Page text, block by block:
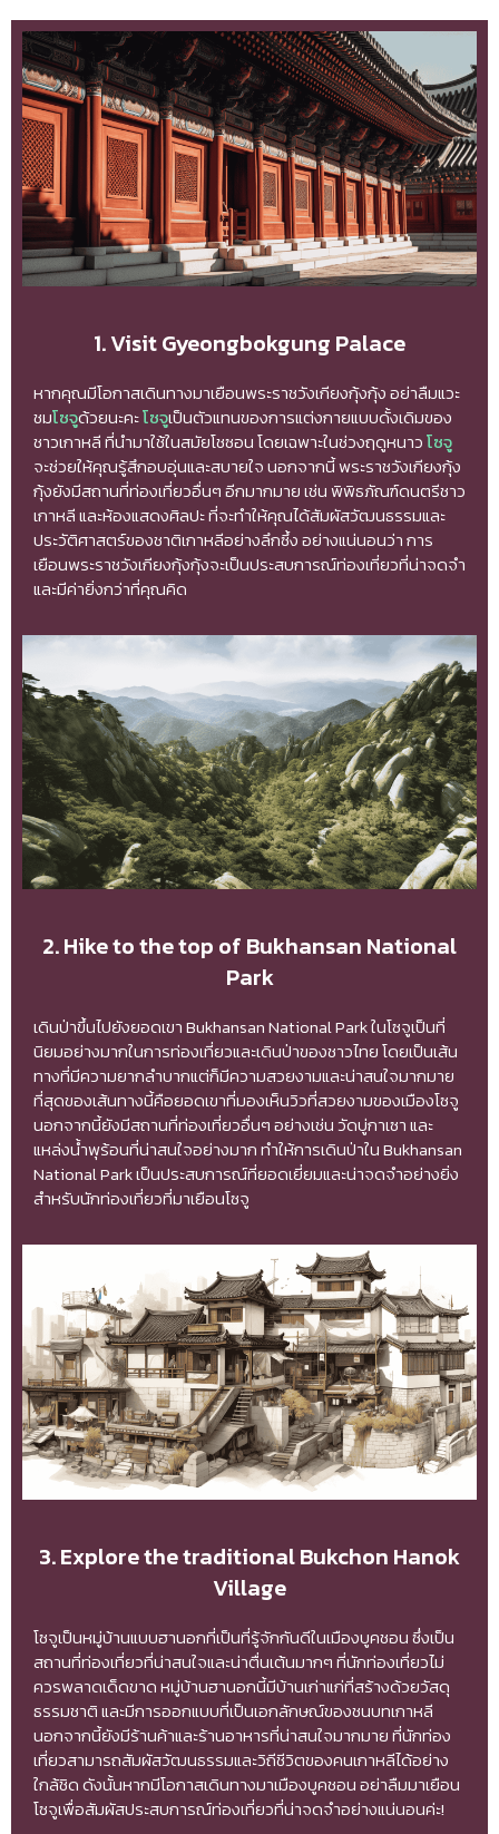
1. Visit Gyeongbokgung Palace
หากคุณมีโอกาสเดินทางมาเยือนพระราชวังเกียงกุ้งกุ้ง อย่าลืมแวะ
ชมโซจูด้วยนะคะโซจูเป็นตัวแทนของการแต่งกายแบบดั้งเดิมของ
ชาวเกาหลี ที่นำมาใช้ในสมัยโชซอน โดยเฉพาะในช่วงฤดูหนาวโซจู
จะช่วยให้คุณรู้สึกอบอุ่นและสบายใจ นอกจากนี้ พระราชวังเกียงกุ้ง
กุ้งยังมีสถานที่ท่องเที่ยวอื่นๆ อีกมากมาย เช่น พิพิธภัณฑ์ดนตรีชาว
เกาหลี และห้องแสดงศิลปะ ที่จะทำให้คุณได้สัมผัสวัฒนธรรมและ
ประวัติศาสตร์ของชาติเกาหลีอย่างลึกซึ้ง อย่างแน่นอนว่า การ
เยือนพระราชวังเกียงกุ้งกุ้งจะเป็นประสบการณ์ท่องเที่ยวที่น่าจดจำ
และมีค่ายิ่งกว่าที่คุณคิด
2. Hike to the top of Bukhansan National
Park
เดินป่าขึ้นไปยังยอดเขา Bukhansan National Park ในโซจูเป็นที่
นิยมอย่างมากในการท่องเที่ยวและเดินป่าของชาวไทย โดยเป็นเส้น
ทางที่มีความยากลำบากแต่ก็มีความสวยงามและน่าสนใจมากมาย
ที่สุดของเส้นทางนี้คือยอดเขาที่มองเห็นวิวที่สวยงามของเมืองโซจู
นอกจากนี้ยังมีสถานที่ท่องเที่ยวอื่นๆ อย่างเช่น วัดบู่กาเซา และ
แหล่งน้ำพุร้อนที่น่าสนใจอย่างมาก ทำให้การเดินป่าใน Bukhansan
National Park เป็นประสบการณ์ที่ยอดเยี่ยมและน่าจดจำอย่างยิ่ง
สำหรับนักท่องเที่ยวที่มาเยือนโซจู
3. Explore the traditional Bukchon Hanok
Village
โซจูเป็นหมู่บ้านแบบฮานอกที่เป็นที่รู้จักกันดีในเมืองบูคชอน ซึ่งเป็น
สถานที่ท่องเที่ยวที่น่าสนใจและน่าตื่นเต้นมากๆ ที่นักท่องเที่ยวไม่
ควรพลาดเด็ดขาด หมู่บ้านฮานอกนี้มีบ้านเก่าแก่ที่สร้างด้วยวัสดุ
ธรรมชาติ และมีการออกแบบที่เป็นเอกลักษณ์ของชนบทเกาหลี
นอกจากนี้ยังมีร้านค้าและร้านอาหารที่น่าสนใจมากมาย ที่นักท่อง
เที่ยวสามารถสัมผัสวัฒนธรรมและวิถีชีวิตของคนเกาหลีได้อย่าง
ใกล้ชิด ดังนั้นหากมีโอกาสเดินทางมาเมืองบูคชอน อย่าลืมมาเยือน
โซจูเพื่อสัมผัสประสบการณ์ท่องเที่ยวที่น่าจดจำอย่างแน่นอนค่ะ!